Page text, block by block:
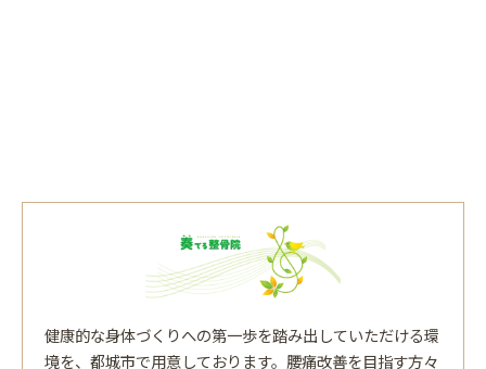
健康的な身体づくりへの第一歩を踏み出していただける環
境を、都城市で用意しております。腰痛改善を目指す方々